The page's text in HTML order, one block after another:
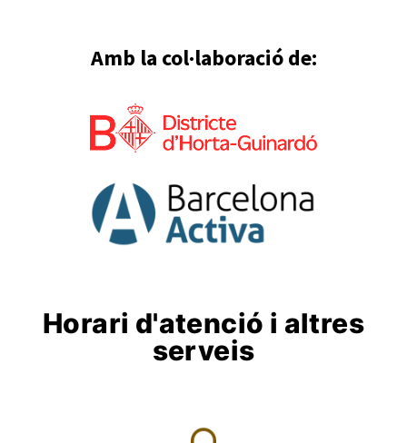
Amb la col·laboració de:
Horari d'atenció i altres
serveis